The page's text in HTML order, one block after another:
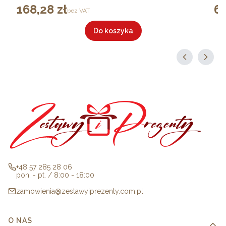
Cena
168,28 złbez VAT
Do koszyka
+48 57 285 28 06
pon. - pt. / 8:00 - 18:00
zamowienia@zestawyiprezenty.com.pl
Linki w stopce
O NAS